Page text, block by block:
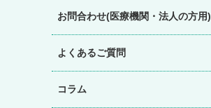
お問合わせ(医療機関・法人の方用)
よくあるご質問
コラム